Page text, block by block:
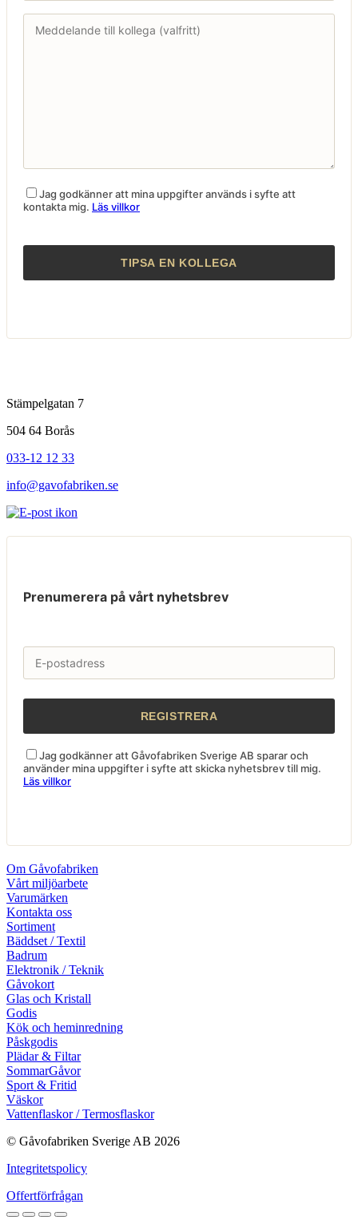
Jag godkänner att mina uppgifter används i syfte att
kontakta mig. Läs villkor
Stämpelgatan 7
504 64 Borås
033-12 12 33
info@gavofabriken.se
Prenumerera på vårt nyhetsbrev
Jag godkänner att Gåvofabriken Sverige AB sparar och
använder mina uppgifter i syfte att skicka nyhetsbrev till mig.
Läs villkor
Om Gåvofabriken
Vårt miljöarbete
Varumärken
Kontakta oss
Sortiment
Bäddset / Textil
Badrum
Elektronik / Teknik
Gåvokort
Glas och Kristall
Godis
Kök och heminredning
Påskgodis
Plädar & Filtar
SommarGåvor
Sport & Fritid
Väskor
Vattenflaskor / Termosflaskor
© Gåvofabriken Sverige AB 2026
Integritetspolicy
Offertförfrågan